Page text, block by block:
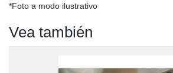
*Foto a modo ilustrativo
Vea también